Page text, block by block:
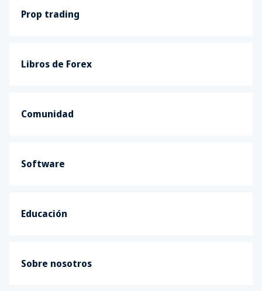
Prop trading
Libros de Forex
Comunidad
Software
Educación
Sobre nosotros